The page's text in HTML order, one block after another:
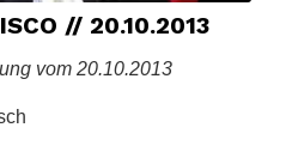
// 20.10.2013
vom 20.10.2013